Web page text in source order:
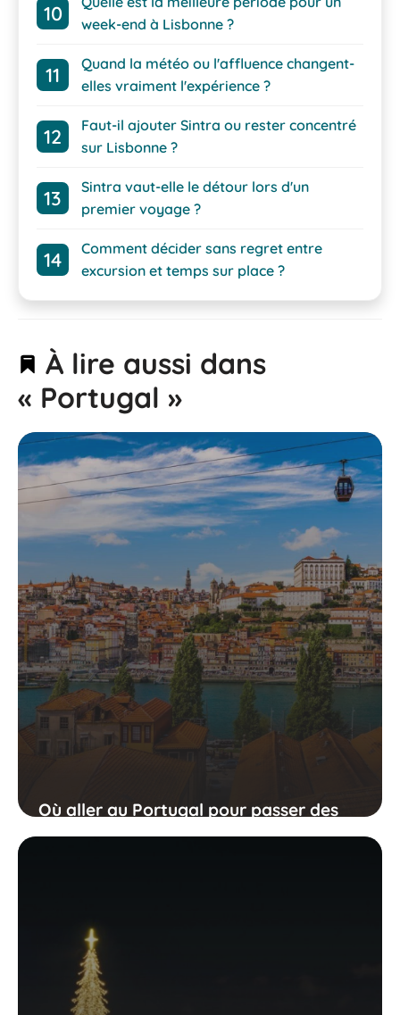
week-end à Lisbonne ?
Quand la météo ou l'affluence changent-
elles vraiment l'expérience ?
Faut-il ajouter Sintra ou rester concentré
sur Lisbonne ?
Sintra vaut-elle le détour lors d'un
premier voyage ?
Comment décider sans regret entre
excursion et temps sur place ?
À lire aussi dans
« Portugal »
Où aller au Portugal pour passer des
vacances inoubliables ?